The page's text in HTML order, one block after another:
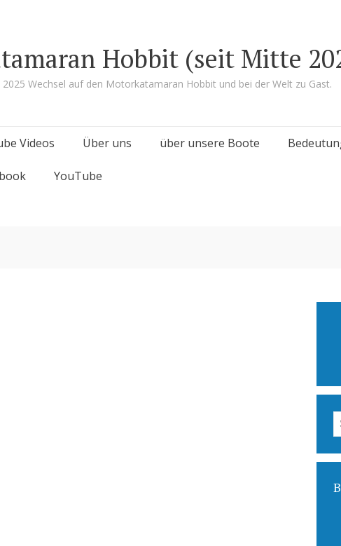
Hobbit (seit Mitte
Wechsel auf den Motorkatamaran Hobbit und bei der Welt zu Gast.
Videos Über uns über unsere Boote
YouTube